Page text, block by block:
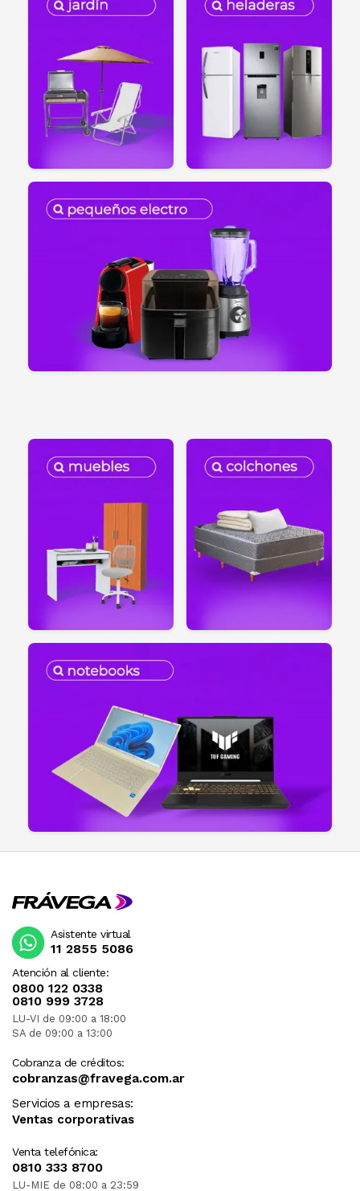
Atención al cliente:
0800 122 0338
0810 999 3728
LU-VI de 09:00 a 18:00
SA de 09:00 a 13:00
Cobranza de créditos:
cobranzas@fravega.com.ar
Servicios a empresas:
Ventas corporativas
Venta telefónica:
0810 333 8700
LU-MIE de 08:00 a 23:59
Asistente virtual
11 2855 5086